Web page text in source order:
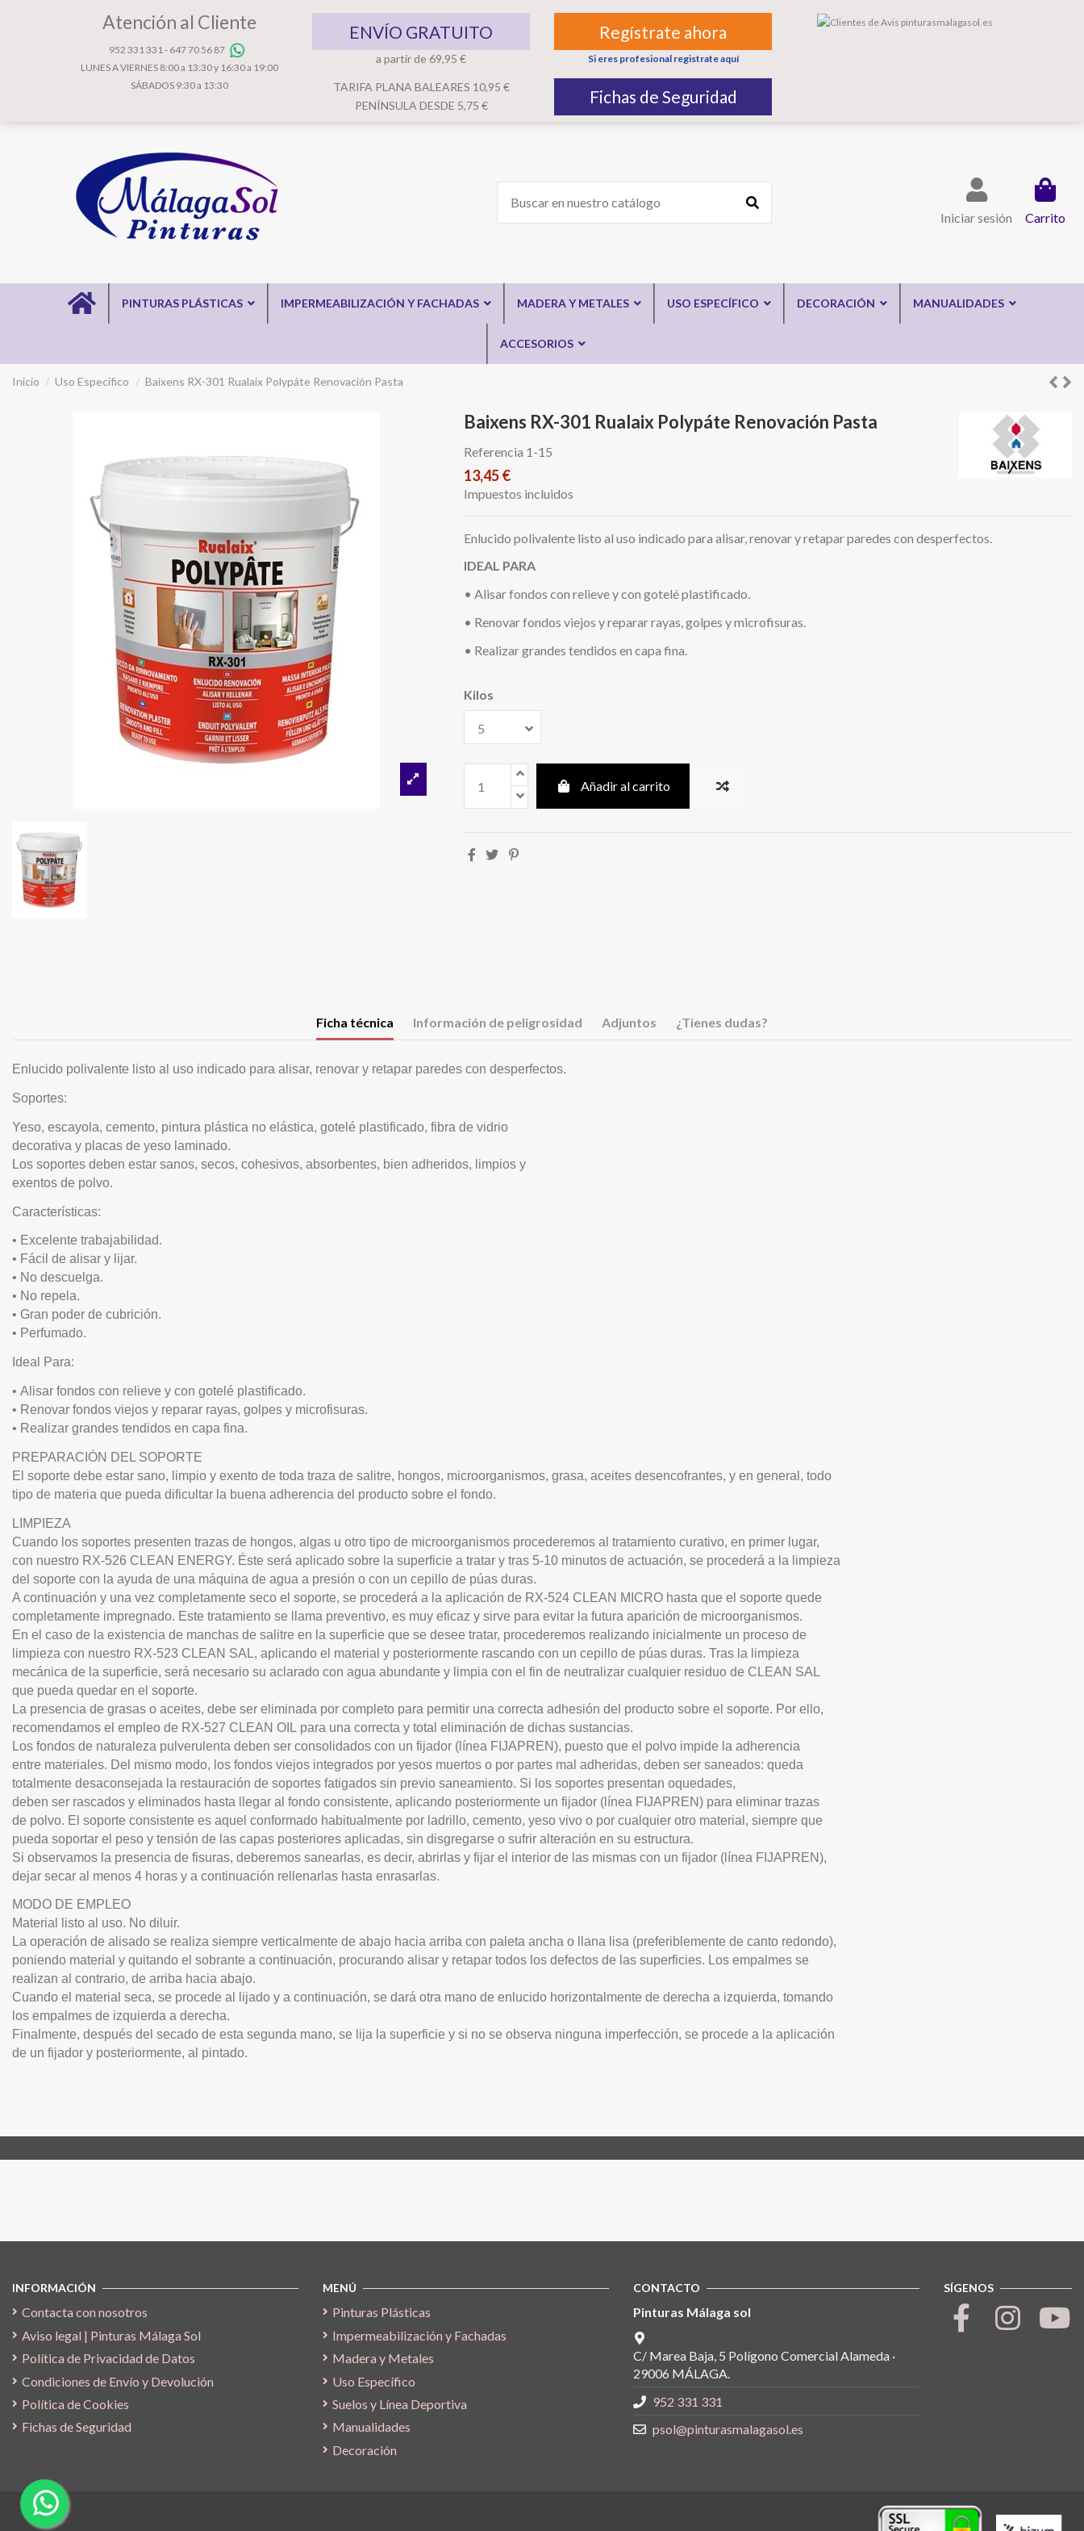
Atención al Cliente
952 331 331 - 647 70 56 87
LUNES A VIERNES 8:00 a 13:30 y 16:30 a 19:00
SÁBADOS 9:30 a 13:30
ENVÍO GRATUITO
a partir de 69,95 €
TARIFA PLANA BALEARES 10,95 €
PENÍNSULA DESDE 5,75 €
Regístrate ahora
Si eres profesional registrate aquí
Fichas de Seguridad
Iniciar sesión Carrito
PINTURAS PLÁSTICAS IMPERMEABILIZACIÓN Y FACHADAS MADERA Y METALES USO ESPECÍFICO DECORACIÓN MANUALIDADES
ACCESORIOS
Inicio Uso Específico Baixens RX-301 Rualaix Polypáte Renovación Pasta
Baixens RX-301 Rualaix Polypáte Renovación Pasta
Referencia 1-15
13,45 €
Impuestos incluidos
Enlucido polivalente listo al uso indicado para alisar, renovar y retapar paredes con desperfectos.
IDEAL PARA
• Alisar fondos con relieve y con gotelé plastificado.
• Renovar fondos viejos y reparar rayas, golpes y microfisuras.
• Realizar grandes tendidos en capa fina.
Kilos
Añadir al carrito
Ficha técnica Información de peligrosidad Adjuntos ¿Tienes dudas?
Enlucido polivalente listo al uso indicado para alisar, renovar y retapar paredes con desperfectos.
Soportes:
Yeso, escayola, cemento, pintura plástica no elástica, gotelé plastificado, fibra de vidrio
decorativa y placas de yeso laminado.
Los soportes deben estar sanos, secos, cohesivos, absorbentes, bien adheridos, limpios y
exentos de polvo.
Características:
• Excelente trabajabilidad.
• Fácil de alisar y lijar.
• No descuelga.
• No repela.
• Gran poder de cubrición.
• Perfumado.
Ideal Para:
• Alisar fondos con relieve y con gotelé plastificado.
• Renovar fondos viejos y reparar rayas, golpes y microfisuras.
• Realizar grandes tendidos en capa fina.
PREPARACIÓN DEL SOPORTE
El soporte debe estar sano, limpio y exento de toda traza de salitre, hongos, microorganismos, grasa, aceites desencofrantes, y en general, todo
tipo de materia que pueda dificultar la buena adherencia del producto sobre el fondo.
LIMPIEZA
Cuando los soportes presenten trazas de hongos, algas u otro tipo de microorganismos procederemos al tratamiento curativo, en primer lugar,
con nuestro RX-526 CLEAN ENERGY. Éste será aplicado sobre la superficie a tratar y tras 5-10 minutos de actuación, se procederá a la limpieza
del soporte con la ayuda de una máquina de agua a presión o con un cepillo de púas duras.
A continuación y una vez completamente seco el soporte, se procederá a la aplicación de RX-524 CLEAN MICRO hasta que el soporte quede
completamente impregnado. Este tratamiento se llama preventivo, es muy eficaz y sirve para evitar la futura aparición de microorganismos.
En el caso de la existencia de manchas de salitre en la superficie que se desee tratar, procederemos realizando inicialmente un proceso de
limpieza con nuestro RX-523 CLEAN SAL, aplicando el material y posteriormente rascando con un cepillo de púas duras. Tras la limpieza
mecánica de la superficie, será necesario su aclarado con agua abundante y limpia con el fin de neutralizar cualquier residuo de CLEAN SAL
que pueda quedar en el soporte.
La presencia de grasas o aceites, debe ser eliminada por completo para permitir una correcta adhesión del producto sobre el soporte. Por ello,
recomendamos el empleo de RX-527 CLEAN OIL para una correcta y total eliminación de dichas sustancias.
Los fondos de naturaleza pulverulenta deben ser consolidados con un fijador (línea FIJAPREN), puesto que el polvo impide la adherencia
entre materiales. Del mismo modo, los fondos viejos integrados por yesos muertos o por partes mal adheridas, deben ser saneados: queda
totalmente desaconsejada la restauración de soportes fatigados sin previo saneamiento. Si los soportes presentan oquedades,
deben ser rascados y eliminados hasta llegar al fondo consistente, aplicando posteriormente un fijador (línea FIJAPREN) para eliminar trazas
de polvo. El soporte consistente es aquel conformado habitualmente por ladrillo, cemento, yeso vivo o por cualquier otro material, siempre que
pueda soportar el peso y tensión de las capas posteriores aplicadas, sin disgregarse o sufrir alteración en su estructura.
Si observamos la presencia de fisuras, deberemos sanearlas, es decir, abrirlas y fijar el interior de las mismas con un fijador (línea FIJAPREN),
dejar secar al menos 4 horas y a continuación rellenarlas hasta enrasarlas.
MODO DE EMPLEO
Material listo al uso. No diluir.
La operación de alisado se realiza siempre verticalmente de abajo hacia arriba con paleta ancha o llana lisa (preferiblemente de canto redondo),
poniendo material y quitando el sobrante a continuación, procurando alisar y retapar todos los defectos de las superficies. Los empalmes se
realizan al contrario, de arriba hacia abajo.
Cuando el material seca, se procede al lijado y a continuación, se dará otra mano de enlucido horizontalmente de derecha a izquierda, tomando
los empalmes de izquierda a derecha.
Finalmente, después del secado de esta segunda mano, se lija la superficie y si no se observa ninguna imperfección, se procede a la aplicación
de un fijador y posteriormente, al pintado.
INFORMACIÓN
Contacta con nosotros
Aviso legal | Pinturas Málaga Sol
Política de Privacidad de Datos
Condiciones de Envío y Devolución
Política de Cookies
Fichas de Seguridad
MENÚ
Pinturas Plásticas
Impermeabilización y Fachadas
Madera y Metales
Uso Específico
Suelos y Línea Deportiva
Manualidades
Decoración
CONTACTO
Pinturas Málaga sol
C/ Marea Baja, 5 Polígono Comercial Alameda ·
29006 MÁLAGA.
952 331 331
psol@pinturasmalagasol.es
SÍGENOS